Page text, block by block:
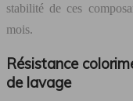
stabilité de ces
mois.
Résistance
de lavage